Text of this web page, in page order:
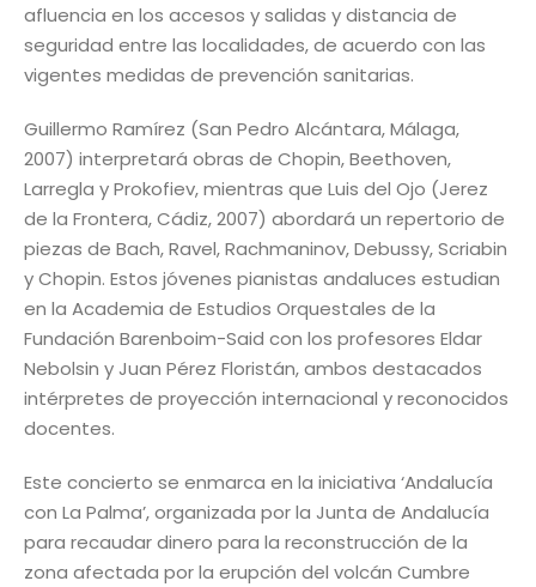
afluencia en los accesos y salidas y distancia de
seguridad entre las localidades, de acuerdo con las
vigentes medidas de prevención sanitarias.
Guillermo Ramírez (San Pedro Alcántara, Málaga,
2007) interpretará obras de Chopin, Beethoven,
Larregla y Prokofiev, mientras que Luis del Ojo (Jerez
de la Frontera, Cádiz, 2007) abordará un repertorio de
piezas de Bach, Ravel, Rachmaninov, Debussy, Scriabin
y Chopin. Estos jóvenes pianistas andaluces estudian
en la Academia de Estudios Orquestales de la
Fundación Barenboim-Said con los profesores Eldar
Nebolsin y Juan Pérez Floristán, ambos destacados
intérpretes de proyección internacional y reconocidos
docentes.
Este concierto se enmarca en la iniciativa ‘Andalucía
con La Palma’, organizada por la Junta de Andalucía
para recaudar dinero para la reconstrucción de la
zona afectada por la erupción del volcán Cumbre